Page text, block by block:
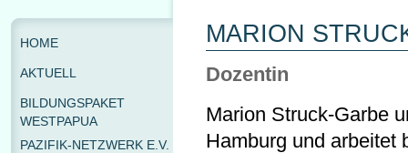
MARION
Dozentin
Marion Struck-Garbe
Hamburg und arbeitet
HOME
AKTUELL
BILDUNGSPAKET
WESTPAPUA
PAZIFIK-NETZWERK E.V.